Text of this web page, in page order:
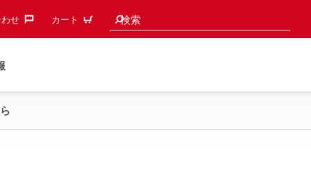
せ‎ カート 検索
検索候補